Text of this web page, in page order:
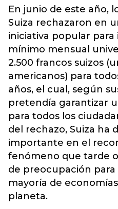
En junio de este año,
Suiza rechazaron en
iniciativa popular para
mínimo mensual
2.500 francos suizos
americanos) para
años, el cual, según
pretendía garantizar
para todos los
del rechazo, Suiza ha
importante en el
fenómeno que tarde
de preocupación para
mayoría de
planeta.